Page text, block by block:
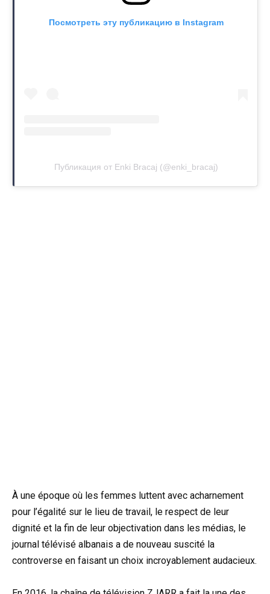
Посмотреть эту публикацию в Instagram
Публикация от Enki Bracaj (@enki_bracaj)
À une époque où les femmes luttent avec acharnement
pour l’égalité sur le lieu de travail, le respect de leur
dignité et la fin de leur objectivation dans les médias, le
journal télévisé albanais a de nouveau suscité la
controverse en faisant un choix incroyablement audacieux.